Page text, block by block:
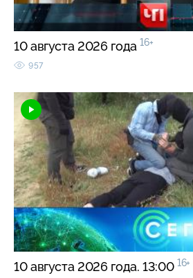
10 августа 2026 года 16+
957
10 августа 2026 года. 13:00 16+